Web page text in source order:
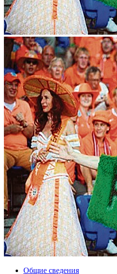
Общие сведения